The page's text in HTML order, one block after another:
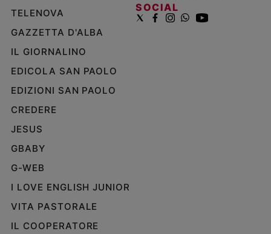
TELENOVA
GAZZETTA D'ALBA
IL GIORNALINO
EDICOLA SAN PAOLO
EDIZIONI SAN PAOLO
CREDERE
JESUS
GBABY
G-WEB
I LOVE ENGLISH JUNIOR
VITA PASTORALE
IL COOPERATORE
SOCIAL